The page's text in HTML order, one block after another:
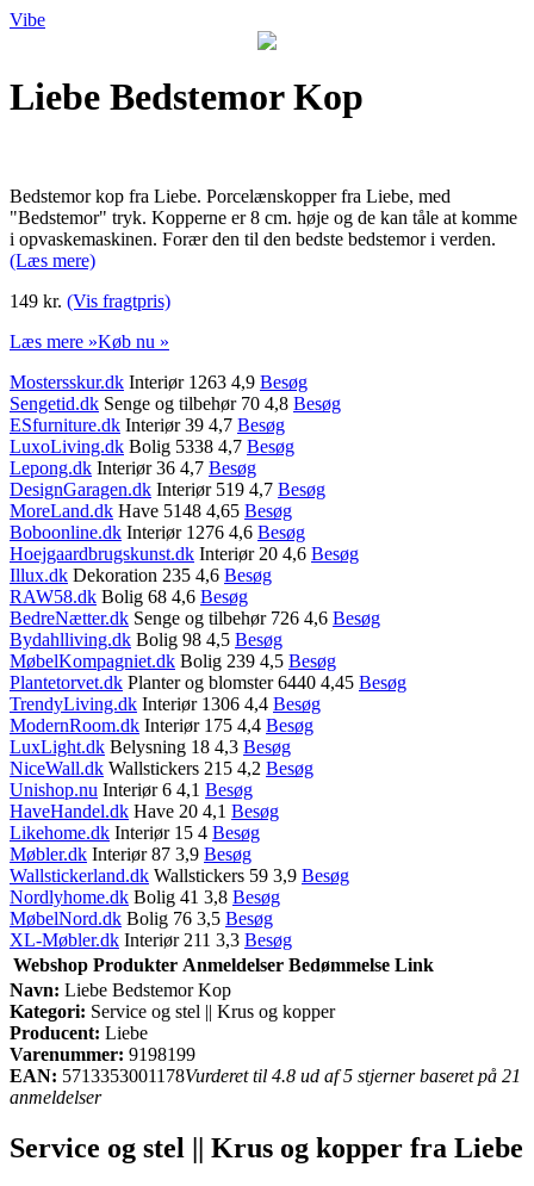
Vibe
Liebe Bedstemor Kop
Bedstemor kop fra Liebe. Porcelænskopper fra Liebe, med
"Bedstemor" tryk. Kopperne er 8 cm. høje og de kan tåle at komme
i opvaskemaskinen. Forær den til den bedste bedstemor i verden.
(Læs mere)
149 kr. (Vis fragtpris)
Læs mere »Køb nu »
Mostersskur.dk Interiør 1263 4,9 Besøg
Sengetid.dk Senge og tilbehør 70 4,8 Besøg
ESfurniture.dk Interiør 39 4,7 Besøg
LuxoLiving.dk Bolig 5338 4,7 Besøg
Lepong.dk Interiør 36 4,7 Besøg
DesignGaragen.dk Interiør 519 4,7 Besøg
MoreLand.dk Have 5148 4,65 Besøg
Boboonline.dk Interiør 1276 4,6 Besøg
Hoejgaardbrugskunst.dk Interiør 20 4,6 Besøg
Illux.dk Dekoration 235 4,6 Besøg
RAW58.dk Bolig 68 4,6 Besøg
BedreNætter.dk Senge og tilbehør 726 4,6 Besøg
Bydahlliving.dk Bolig 98 4,5 Besøg
MøbelKompagniet.dk Bolig 239 4,5 Besøg
Plantetorvet.dk Planter og blomster 6440 4,45 Besøg
TrendyLiving.dk Interiør 1306 4,4 Besøg
ModernRoom.dk Interiør 175 4,4 Besøg
LuxLight.dk Belysning 18 4,3 Besøg
NiceWall.dk Wallstickers 215 4,2 Besøg
Unishop.nu Interiør 6 4,1 Besøg
HaveHandel.dk Have 20 4,1 Besøg
Likehome.dk Interiør 15 4 Besøg
Møbler.dk Interiør 87 3,9 Besøg
Wallstickerland.dk Wallstickers 59 3,9 Besøg
Nordlyhome.dk Bolig 41 3,8 Besøg
MøbelNord.dk Bolig 76 3,5 Besøg
XL-Møbler.dk Interiør 211 3,3 Besøg
Webshop Produkter Anmeldelser Bedømmelse Link
Navn: Liebe Bedstemor Kop
Kategori: Service og stel || Krus og kopper
Producent: Liebe
Varenummer: 9198199
EAN: 5713353001178Vurderet til 4.8 ud af 5 stjerner baseret på 21
anmeldelser
Service og stel || Krus og kopper fra Liebe